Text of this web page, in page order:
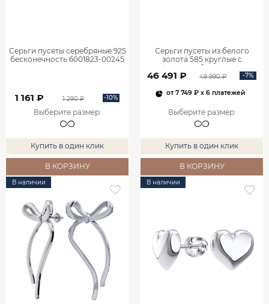
Серьги пусеты серебряные 925
бесконечность 6001823-00245
1 161 ₽ 1 290 ₽ -10%
Выберите размер:
Купить в один клик
В КОРЗИНУ
Серьги пусеты из белого
золота 585 круглые с
сапфирами и бриллиантами
6001706-02712
46 491 ₽ 49 990 ₽ -7%
от7 749 ₽x 6 платежей
Выберите размер:
Купить в один клик
В КОРЗИНУ
В наличии В наличии